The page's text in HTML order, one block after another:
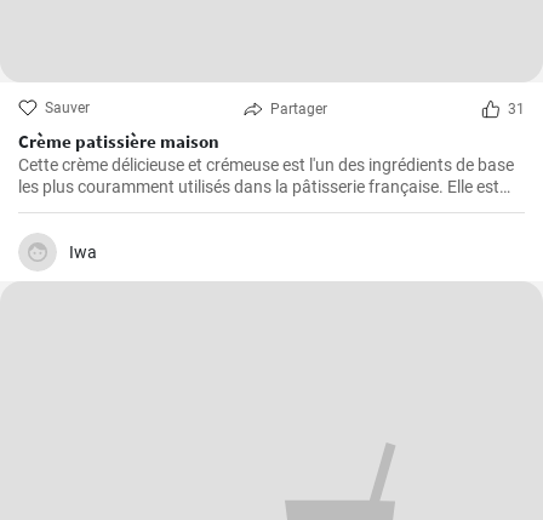
Sauver Partager 31
Crème patissière maison
Cette crème délicieuse et crémeuse est l'un des ingrédients de base
les plus couramment utilisés dans la pâtisserie française. Elle est
utilisée dans une grande variété de desserts tels que les éclairs, les
tartes, les choux à la crème, les chaussons...
Iwa